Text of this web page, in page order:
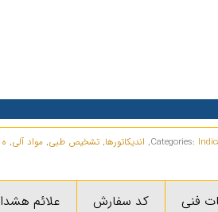
Categories:
, اندیکاتورها, تشخیص طبی, مواد آلی, ه
فنی کد سفارش علائم